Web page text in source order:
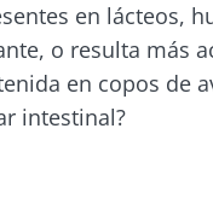
en lácteos,
o resulta más
en copos de
intestinal?